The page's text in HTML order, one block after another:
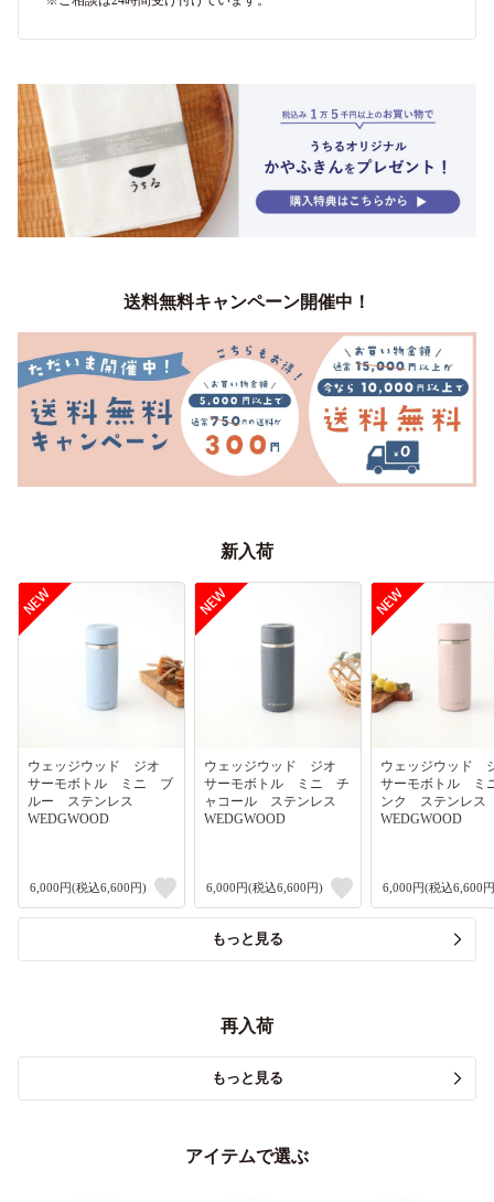
送料無料キャンペーン開催中！
新入荷
ウェッジウッド ジオ
サーモボトル ミニ ブ
ルー ステンレス
WEDGWOOD
6,000円(税込6,600円)
ウェッジウッド ジオ
サーモボトル ミニ チ
ャコール ステンレス
WEDGWOOD
6,000円(税込6,600円)
ウェッジウッド
サーモボトル
ンク ステンレ
WEDGWOOD
6,000円(税込6,600
もっと見る
再入荷
もっと見る
アイテムで選ぶ